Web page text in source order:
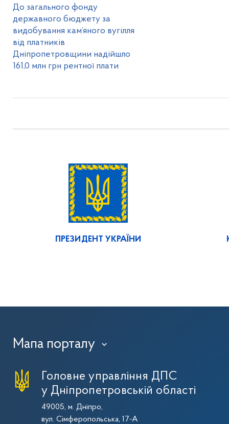
До загального фонду
державного бюджету за
видобування кам’яного вугілля
від платників
Дніпропетровщини надійшло
161,0 млн грн рентної плати
ПРЕЗИДЕНТ УКРАЇНИ
Мапа порталу ›
Головне управління ДПС
у Дніпропетровській області
49005, м. Дніпро,
вул. Сімферопольська, 17-А